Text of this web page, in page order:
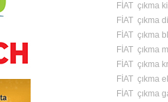
FİAT çıkma
FİAT çıkma
FİAT çıkma
FİAT çıkma
FİAT çıkma
FİAT çıkma
FİAT çıkma